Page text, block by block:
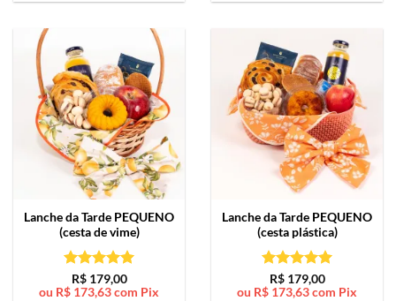
Lanche da Tarde PEQUENO
(cesta de vime)
Avaliação5
de 5
R$179,00
ou R$ 173,63com Pix
Lanche da Tarde PEQUENO
(cesta plástica)
Avaliação5
de 5
R$179,00
ou R$ 173,63com Pix